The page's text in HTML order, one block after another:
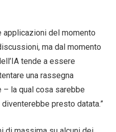
applicazioni del momento
ma dal momento
tende a essere
una rassegna
– la qual cosa sarebbe
presto datata.”